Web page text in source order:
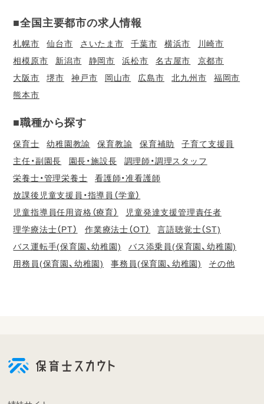
■全国主要都市の求人情報
札幌市 仙台市 さいたま市 千葉市 横浜市
川崎市
相模原市
新潟市 静岡市 浜松市 名古屋市
京都市
大阪市
堺市 神戸市 岡山市 広島市 北九州市
福岡市
熊本市
■職種から探す
保育士 幼稚園教諭 保育教諭 保育補助
子育て支援員
主任・副園長
園長・施設長
調理師・調理スタッフ
栄養士・管理栄養士
看護師・准看護師
放課後児童支援員・指導員（学童）
児童指導員任用資格（療育）
児童発達支援管理責任者
理学療法士（PT）
作業療法士（OT）
言語聴覚士（ST)
バス運転手(保育園、幼稚園)
バス添乗員(保育園、幼稚園)
用務員(保育園、幼稚園)
事務員(保育園、幼稚園) その他
登